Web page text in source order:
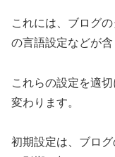
これには、ブログ
の言語設定などが含
これらの設定を適
変わります。
初期設定は、ブロ